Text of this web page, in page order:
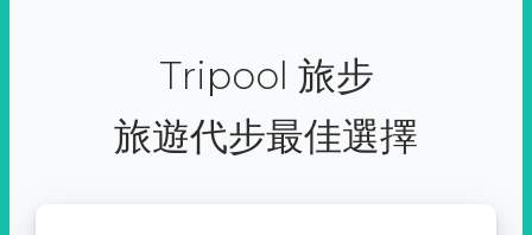
Tripool 旅步
旅遊代步最佳選擇